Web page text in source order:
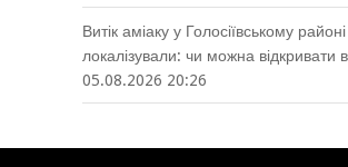
Витік аміаку у Голосіївському
локалізували: чи можна відкривати
05.08.2026 20:26